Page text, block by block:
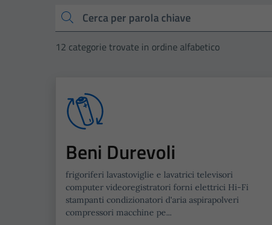
Cerca
12 categorie trovate in ordine alfabetico
Beni Durevoli
frigoriferi lavastoviglie e lavatrici televisori
computer videoregistratori forni elettrici Hi-Fi
stampanti condizionatori d'aria aspirapolveri
compressori macchine pe...